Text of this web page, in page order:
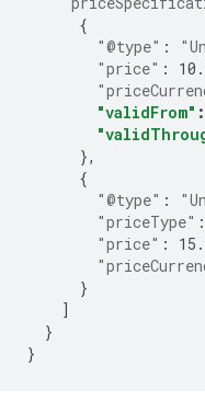
{
"@type" :
"price" :
"validFrom" :
},
{
"@type" :
"priceType" :
"price" :
}
]
}
}